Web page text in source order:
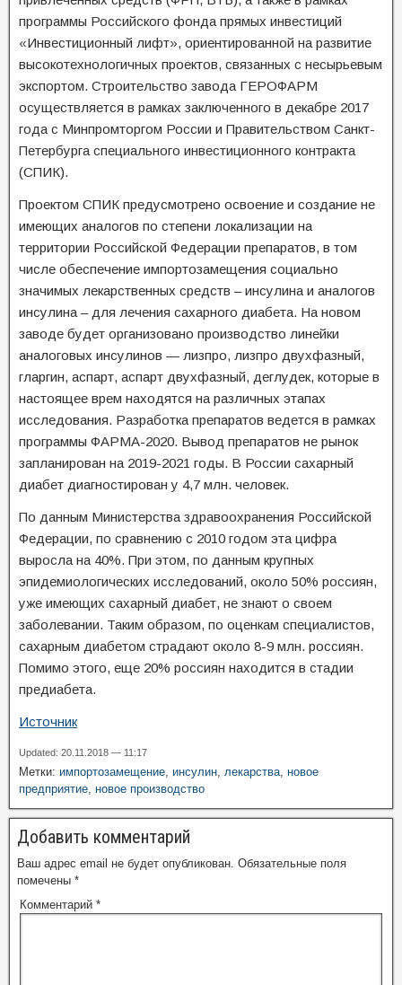
программы Российского фонда прямых инвестиций
«Инвестиционный лифт», ориентированной на развитие
высокотехнологичных проектов, связанных с несырьевым
экспортом. Строительство завода ГЕРОФАРМ
осуществляется в рамках заключенного в декабре 2017
года с Минпромторгом России и Правительством Санкт-
Петербурга специального инвестиционного контракта
(СПИК).
Проектом СПИК предусмотрено освоение и создание не
имеющих аналогов по степени локализации на
территории Российской Федерации препаратов, в том
числе обеспечение импортозамещения социально
значимых лекарственных средств – инсулина и аналогов
инсулина – для лечения сахарного диабета. На новом
заводе будет организовано производство линейки
аналоговых инсулинов — лизпро, лизпро двухфазный,
гларгин, аспарт, аспарт двухфазный, деглудек, которые в
настоящее врем находятся на различных этапах
исследования. Разработка препаратов ведется в рамках
программы ФАРМА-2020. Вывод препаратов не рынок
запланирован на 2019-2021 годы. В России сахарный
диабет диагностирован у 4,7 млн. человек.
По данным Министерства здравоохранения Российской
Федерации, по сравнению с 2010 годом эта цифра
выросла на 40%. При этом, по данным крупных
эпидемиологических исследований, около 50% россиян,
уже имеющих сахарный диабет, не знают о своем
заболевании. Таким образом, по оценкам специалистов,
сахарным диабетом страдают около 8-9 млн. россиян.
Помимо этого, еще 20% россиян находится в стадии
предиабета.
Источник
Updated: 20.11.2018 — 11:17
Метки: импортозамещение, инсулин, лекарства, новое
предприятие, новое производство
Добавить комментарий
Ваш адрес email не будет опубликован. Обязательные поля
помечены *
Комментарий *